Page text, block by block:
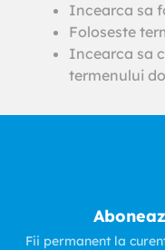
Incearca sa
Foloseste
Incearca sa
termenului
Fii permanent la